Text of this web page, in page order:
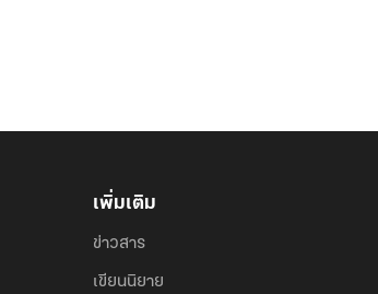
เพิ่มเติม
ข่าวสาร
เขียนนิยาย